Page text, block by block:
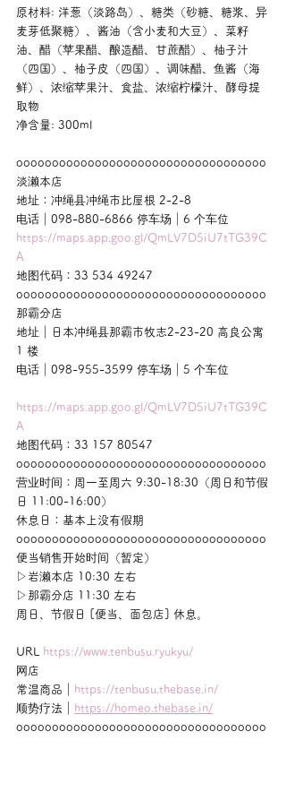
原材料: 洋葱（淡路岛）、糖类（砂糖、糖浆、异
麦芽低聚糖）、酱油（含小麦和大豆）、菜籽
油、醋（苹果醋、酿造醋、甘蔗醋）、柚子汁
（四国）、柚子皮（四国）、调味醋、鱼酱（海
鲜）、浓缩苹果汁、食盐、浓缩柠檬汁、酵母提
取物
净含量: 300ml
ooooooooooooooooooooooooooooooooooo
淡濑本店
地址：冲绳县冲绳市比屋根 2-2-8
电话｜098-880-6866 停车场｜6 个车位
https://maps.app.goo.gl/QmLV7D5iU7tTG39C
A
地图代码：33 534 49247
ooooooooooooooooooooooooooooooooooo
那霸分店
地址｜日本冲绳县那霸市牧志2-23-20 高良公寓
1 楼
电话｜098-955-3599 停车场｜5 个车位
https://maps.app.goo.gl/QmLV7D5iU7tTG39C
A
地图代码：33 157 80547
ooooooooooooooooooooooooooooooooooo
营业时间：周一至周六 9:30-18:30（周日和节假
日 11:00-16:00）
休息日：基本上没有假期
ooooooooooooooooooooooooooooooooooo
便当销售开始时间（暂定）
▷岩濑本店 10:30 左右
▷那霸分店 11:30 左右
周日、节假日 [便当、面包店] 休息。
URL
https://www.tenbusu.ryukyu/
网店
常温商品｜
https://tenbusu.thebase.in/
顺势疗法｜
https://homeo.thebase.in/
ooooooooooooooooooooooooooooooooooo